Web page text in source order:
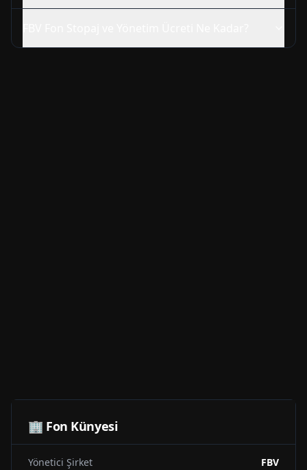
🏢 Fon Künyesi
Yönetici Şirket FBV